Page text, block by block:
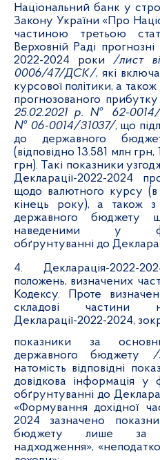
Національний банк у
Закону України «Про
частиною третьою
Верховній Раді
2022-2024 роки /лист
0006/47/ДСК/, які
курсової політики, а
прогнозованого
25.02.2021 р. № 62-0014/
№ 06-0014/31037/, що
до державного
(відповідно 13.581 млн
грн). Такі показники
Декларації-2022-2024
щодо валютного курсу
кінець року), а також
державного бюджету
наведеними у
обґрунтуванні до
4. Декларація-2022-
положень, визначених
Кодексу. Проте
складові частини
Декларації-2022-2024,
показники за
державного бюджету /
натомість відповідні
довідкова інформація у
обґрунтуванні до
«Формування дохідної
2024 зазначено
бюджету лише за
надходження»,